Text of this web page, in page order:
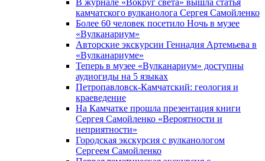
В журнале «Вокруг света» вышла статья
камчатского вулканолога Сергея Самойленко
Более 60 человек посетило Ночь в музее
«Вулканариум»
Авторские экскурсии Геннадия Артемьева в
«Вулканариуме»
Теперь в музее «Вулканариум» доступны
аудиогиды на 5 языках
Петропавловск-Камчатский: геология и
краеведение
На Камчатке прошла презентация книги
Сергея Самойленко «Вероятности и
неприятности»
Городская экскурсия с вулканологом
Сергеем Самойленко